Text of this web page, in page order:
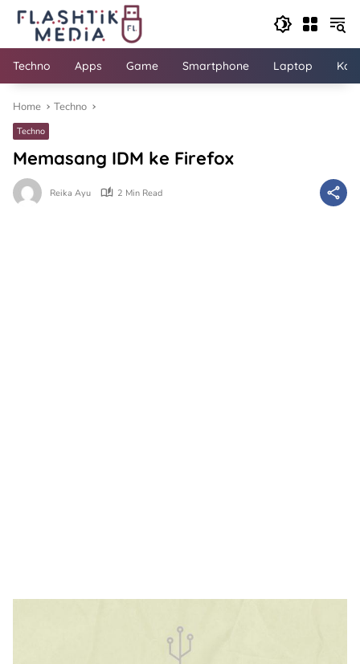
Skip
content
Techno Apps Game Smartphone Laptop
Home Techno
Techno
Memasang IDM ke Firefox
Reika Ayu 2 Min Read